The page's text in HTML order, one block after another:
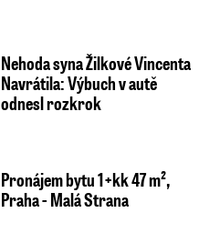
Nehoda syna Žilkové Vincenta
Navrátila: Výbuch v autě
odnesl rozkrok
Pronájem bytu 1+kk 47 m²,
Praha - Malá Strana